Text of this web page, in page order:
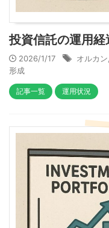
投資信託の運用経
2026/1/17 オルカン
形成
記事一覧 運用状況